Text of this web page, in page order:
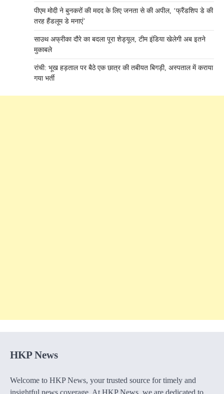
पीएम मोदी ने बुनकरों की मदद के लिए जनता से की अपील, ‘फ्रैंडशिप डे की
तरह हैंडलूम डे मनाएं’
साउथ अफ्रीका दौरे का बदला पूरा शेड्यूल, टीम इंडिया खेलेगी अब इतने
मुकाबले
रांची: भूख हड़ताल पर बैठे एक छात्र की तबीयत बिगड़ी, अस्पताल में कराया
गया भर्ती
HKP News
Welcome to HKP News, your trusted source for timely and